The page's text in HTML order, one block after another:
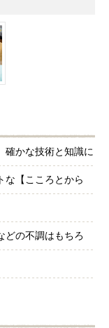
確かな技術と知識に
な【こころとから
どの不調はもちろ